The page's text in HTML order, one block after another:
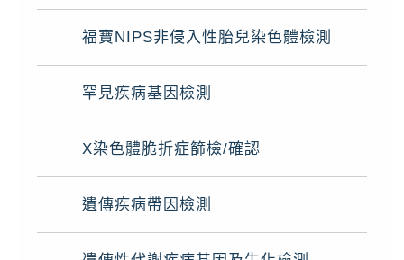
福寶NIPS非侵入性胎兒染色體檢測
罕見疾病基因檢測
X染色體脆折症篩檢/確認
遺傳疾病帶因檢測